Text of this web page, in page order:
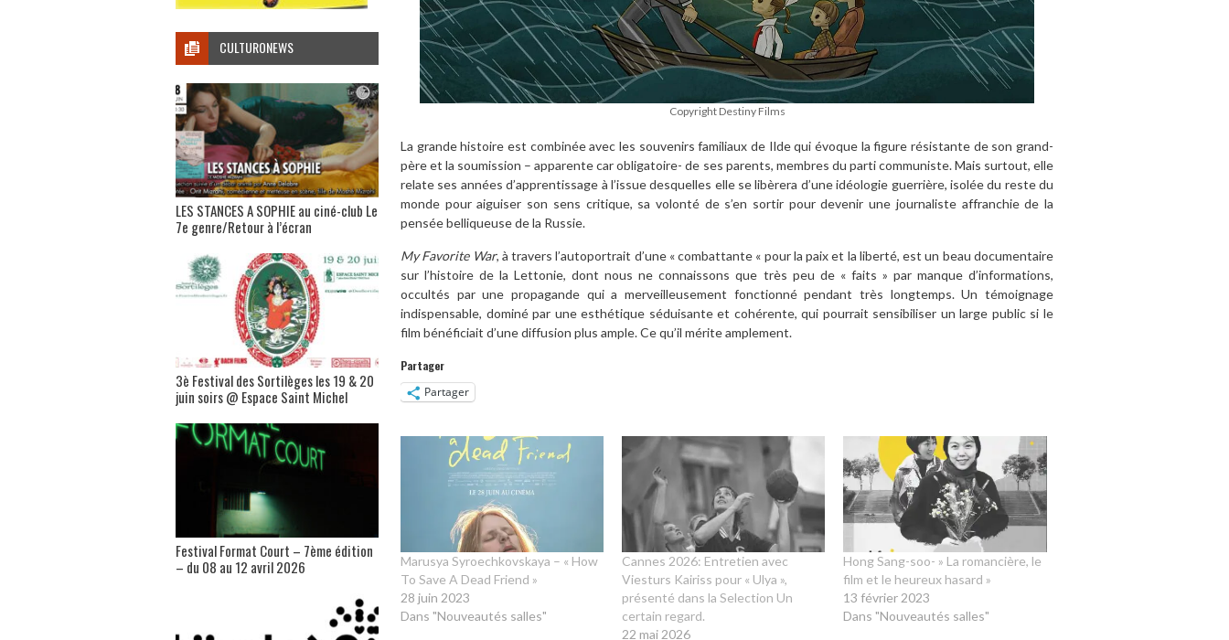
Copyright Destiny Films
La grande histoire est combinée avec les souvenirs familiaux de Ilde qui évoque la figure résistante de son grand-
père et la soumission – apparente car obligatoire- de ses parents, membres du parti communiste. Mais surtout, elle
relate ses années d’apprentissage à l’issue desquelles elle se libèrera d’une idéologie guerrière, isolée du reste du
monde pour aiguiser son sens critique, sa volonté de s’en sortir pour devenir une journaliste affranchie de la
pensée belliqueuse de la Russie.
My Favorite War, à travers l’autoportrait d’une « combattante « pour la paix et la liberté, est un beau documentaire
sur l’histoire de la Lettonie, dont nous ne connaissons que très peu de « faits » par manque d’informations,
occultés par une propagande qui a merveilleusement fonctionné pendant très longtemps. Un témoignage
indispensable, dominé par une esthétique séduisante et cohérente, qui pourrait sensibiliser un large public si le
film bénéficiait d’une diffusion plus ample. Ce qu’il mérite amplement.
Partager
Partager
Marusya Syroechkovskaya – « How
To Save A Dead Friend »
28 juin 2023
Dans "Nouveautés salles"
Cannes 2026: Entretien avec
Viesturs Kairiss pour « Ulya »,
présenté dans la Selection Un
certain regard.
22 mai 2026
Hong Sang-soo- » La romancière, le
film et le heureux hasard »
13 février 2023
Dans "Nouveautés salles"
CULTURONEWS
LES STANCES A SOPHIE au ciné-club Le
7e genre/Retour à l’écran
3è Festival des Sortilèges les 19 & 20
juin soirs @ Espace Saint Michel
Festival Format Court – 7ème édition
– du 08 au 12 avril 2026